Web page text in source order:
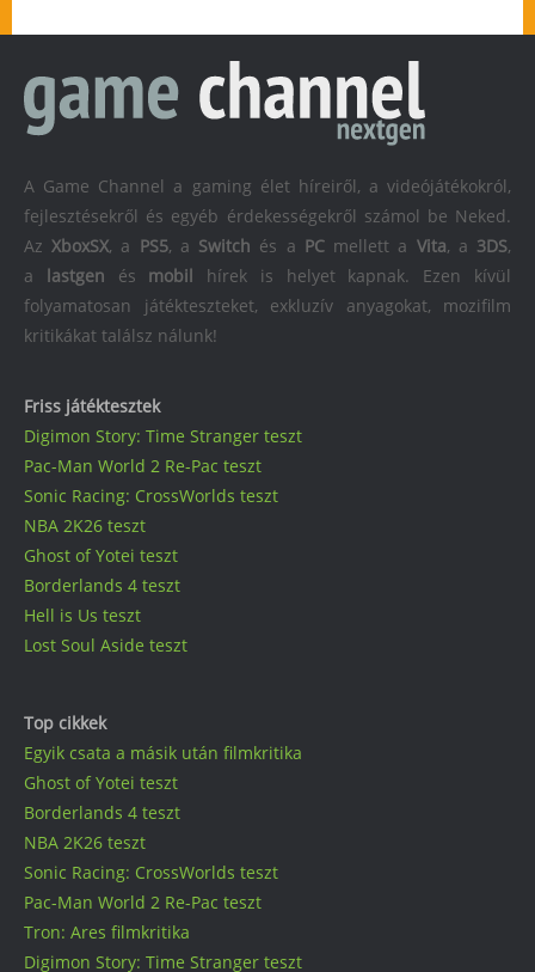
Friss játéktesztek
Digimon Story: Time Stranger teszt
Pac-Man World 2 Re-Pac teszt
Sonic Racing: CrossWorlds teszt
NBA 2K26 teszt
Ghost of Yotei teszt
Borderlands 4 teszt
Hell is Us teszt
Lost Soul Aside teszt
Top cikkek
Egyik csata a másik után filmkritika
Ghost of Yotei teszt
Borderlands 4 teszt
NBA 2K26 teszt
Sonic Racing: CrossWorlds teszt
Pac-Man World 2 Re-Pac teszt
Tron: Ares filmkritika
Digimon Story: Time Stranger teszt
A Game Channel a gaming élet híreiről, a videójátékokról,
fejlesztésekről és egyéb érdekességekről számol be Neked.
AzXboxSX, a PS5, a Switch és a PCmellett a Vita, a 3DS,
a
lastgen és mobil
hírek is helyet kapnak. Ezen kívül
folyamatosan játékteszteket, exkluzív anyagokat, mozifilm
kritikákat találsz nálunk!